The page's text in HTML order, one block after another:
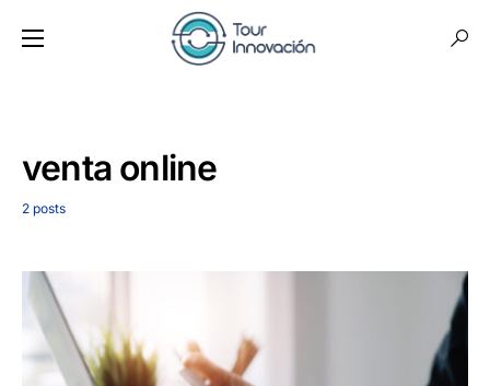
venta online
2 posts